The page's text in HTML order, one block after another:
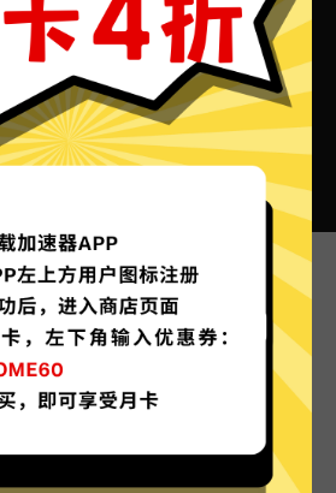
器VPN的特色